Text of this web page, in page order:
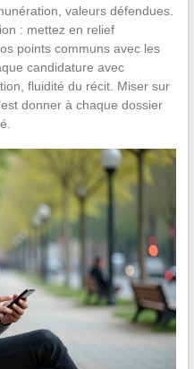
valeurs défendues.
: mettez en relief
points communs avec les
candidature avec
fluidité du récit. Miser sur
donner à chaque dossier